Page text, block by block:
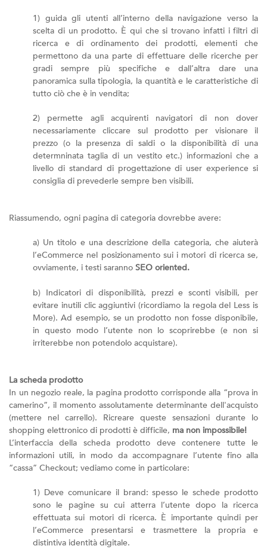
1) guida gli utenti all’interno della navigazione verso la
scelta di un prodotto. È qui che si trovano infatti i filtri di
ricerca e di ordinamento dei prodotti, elementi che
permettono da una parte di effettuare delle ricerche per
gradi sempre più specifiche e dall’altra dare una
panoramica sulla tipologia, la quantità e le caratteristiche di
tutto ciò che è in vendita;
2) permette agli acquirenti navigatori di non dover
necessariamente cliccare sul prodotto per visionare il
prezzo (o la presenza di saldi o la disponibilità di una
determninata taglia di un vestito etc.) informazioni che a
livello di standard di progettazione di user experience si
consiglia di prevederle sempre ben visibili.
Riassumendo, ogni pagina di categoria dovrebbe avere:
a) Un titolo e una descrizione della categoria, che aiuterà
l’eCommerce nel posizionamento sui i motori di ricerca se,
ovviamente, i testi saranno SEO oriented.
b) Indicatori di disponibilità, prezzi e sconti visibili, per
evitare inutili clic aggiuntivi (ricordiamo la regola del Less is
More). Ad esempio, se un prodotto non fosse disponibile,
in questo modo l’utente non lo scoprirebbe (e non si
irriterebbe non potendolo acquistare).
La scheda prodotto
In un negozio reale, la pagina prodotto corrisponde alla “prova in
camerino”, il momento assolutamente determinante dell'acquisto
(mettere nel carrello). Ricreare queste sensazioni durante lo
shopping elettronico di prodotti è difficile, ma non impossibile!
L’interfaccia della scheda prodotto deve contenere tutte le
informazioni utili, in modo da accompagnare l’utente fino alla
“cassa” Checkout; vediamo come in particolare:
1) Deve comunicare il brand: spesso le schede prodotto
sono le pagine su cui atterra l’utente dopo la ricerca
effettuata sui motori di ricerca. È importante quindi per
l’eCommerce presentarsi e trasmettere la propria e
distintiva identità digitale.